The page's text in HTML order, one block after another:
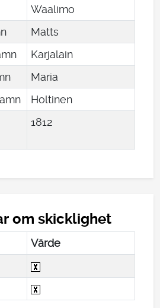
Waalimo
Matts
Karjalain
Maria
Holtinen
1812
om skicklighet
Värde